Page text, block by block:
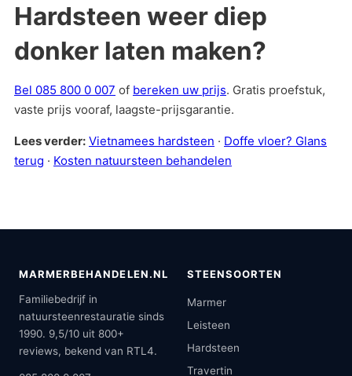
Hardsteen weer diep
donker laten maken?
Bel 085 800 0 007 of bereken uw prijs. Gratis proefstuk,
vaste prijs vooraf, laagste-prijsgarantie.
Lees verder: Vietnamees hardsteen · Doffe vloer? Glans
terug · Kosten natuursteen behandelen
MARMERBEHANDELEN.NL
Familiebedrijf in
natuursteenrestauratie sinds
1990. 9,5/10 uit 800+
reviews, bekend van RTL4.
STEENSOORTEN
Marmer
Leisteen
Hardsteen
Travertin